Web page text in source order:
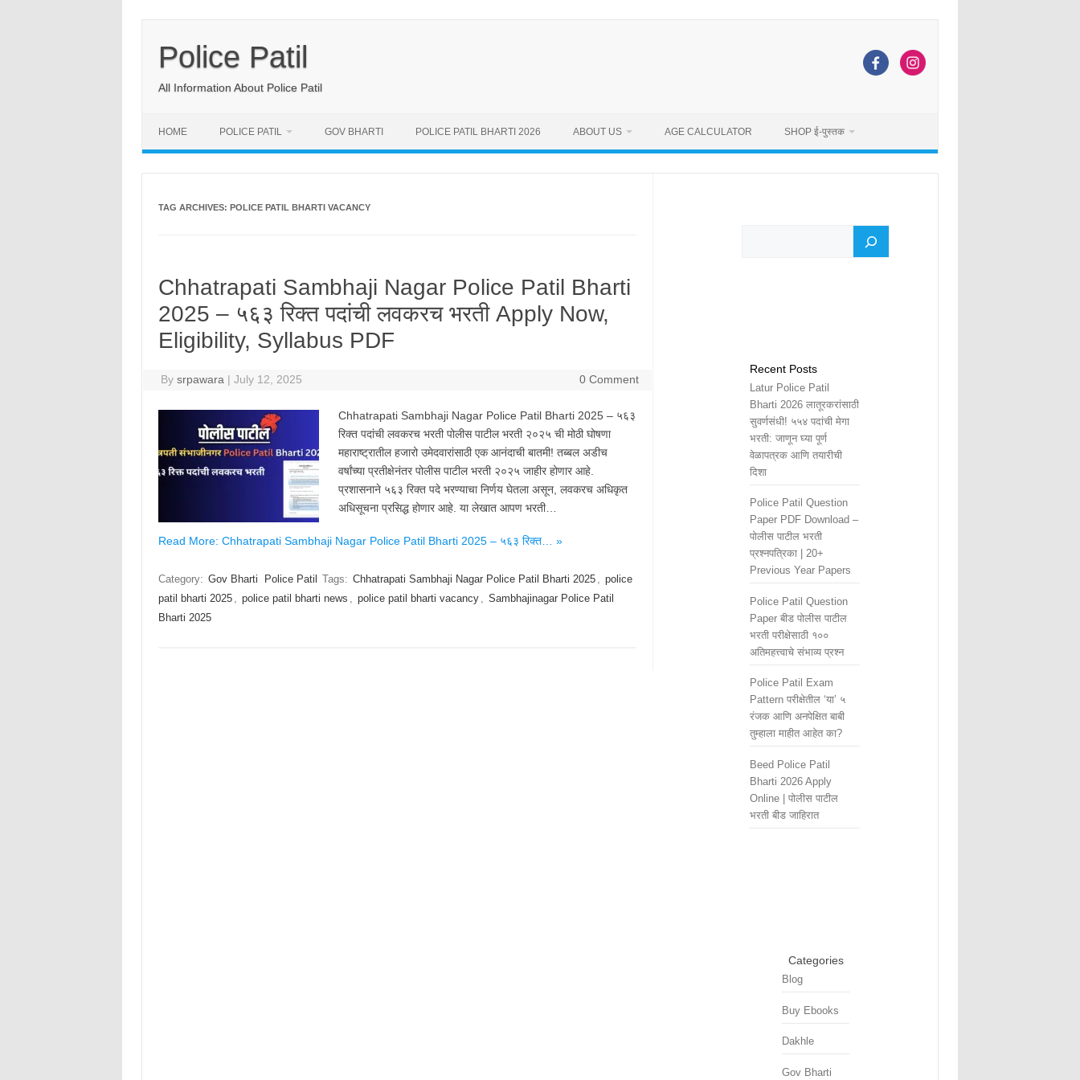
content
Police Patil
All Information About Police Patil
HOME POLICE PATIL GOV BHARTI POLICE PATIL BHARTI 2026 ABOUT US AGE CALCULATOR SHOP ई-पुस्तक
TAG ARCHIVES: POLICE PATIL BHARTI VACANCY
Chhatrapati Sambhaji Nagar Police Patil Bharti
2025 – ५६३ रिक्त पदांची लवकरच भरती Apply Now,
Eligibility, Syllabus PDF
Bysrpawara | July 12, 2025 0 Comment
Chhatrapati Sambhaji Nagar Police Patil Bharti 2025 – ५६३
रिक्त पदांची लवकरच भरती पोलीस पाटील भरती २०२५ ची मोठी घोषणा
महाराष्ट्रातील हजारो उमेदवारांसाठी एक आनंदाची बातमी! तब्बल अडीच
वर्षांच्या प्रतीक्षेनंतर पोलीस पाटील भरती २०२५ जाहीर होणार आहे.
प्रशासनाने ५६३ रिक्त पदे भरण्याचा निर्णय घेतला असून, लवकरच अधिकृत
अधिसूचना प्रसिद्ध होणार आहे. या लेखात आपण भरती…
Read More: Chhatrapati Sambhaji Nagar Police Patil Bharti 2025 – ५६३ रिक्त… »
Category: Gov Bharti Police Patil Tags: Chhatrapati Sambhaji Nagar Police Patil Bharti 2025 , police
patil bharti 2025 , police patil bharti news , police patil bharti vacancy , Sambhajinagar Police Patil
Bharti 2025
Recent Posts
Latur Police Patil
Bharti 2026 लातूरकरांसाठी
सुवर्णसंधी! ५५४ पदांची मेगा
भरती: जाणून घ्या पूर्ण
वेळापत्रक आणि तयारीची
दिशा
Police Patil Question
Paper PDF Download –
पोलीस पाटील भरती
प्रश्नपत्रिका | 20+
Previous Year Papers
Police Patil Question
Paper बीड पोलीस पाटील
भरती परीक्षेसाठी १००
अतिमहत्त्वाचे संभाव्य प्रश्न
Police Patil Exam
Pattern परीक्षेतील ‘या’ ५
रंजक आणि अनपेक्षित बाबी
तुम्हाला माहीत आहेत का?
Beed Police Patil
Bharti 2026 Apply
Online | पोलीस पाटील
भरती बीड जाहिरात
Categories
Blog
Buy Ebooks
Dakhle
Gov Bharti